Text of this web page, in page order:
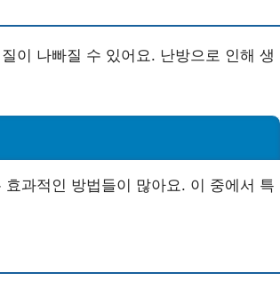
이 나빠질 수 있어요. 난방으로 인해 생
과적인 방법들이 많아요. 이 중에서 특